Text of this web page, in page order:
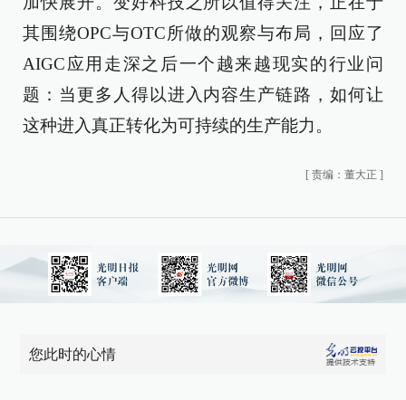
其围绕OPC与OTC所做的观察与布局，回应了
AIGC应用走深之后一个越来越现实的行业问
题：当更多人得以进入内容生产链路，如何让
这种进入真正转化为可持续的生产能力。
[ 责编：董大正 ]
您此时的心情